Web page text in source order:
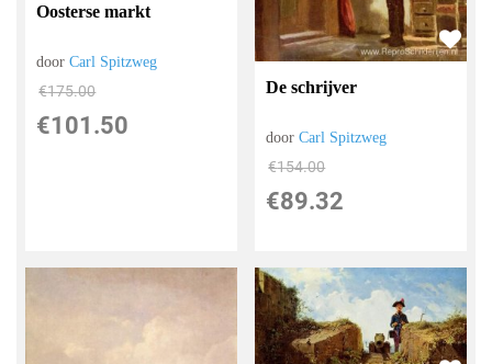
Oosterse markt
doorCarl Spitzweg
€175.00
€101.50
De schrijver
doorCarl Spitzweg
€154.00
€89.32